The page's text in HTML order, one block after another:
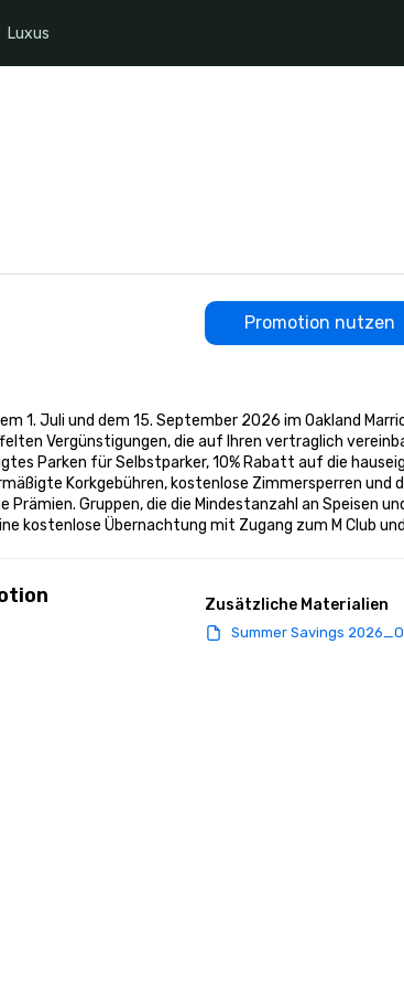
Luxus
Promotion nutzen
1. Juli und dem 15. September 2026 im Oakland
Vergünstigungen, die auf Ihren vertraglich
Parken für Selbstparker, 10% Rabatt auf die
Korkgebühren, kostenlose Zimmersperren
Gruppen, die die Mindestanzahl an Speisen
kostenlose Übernachtung mit Zugang zum M Club
Zusätzliche Materialien
Summer Savings